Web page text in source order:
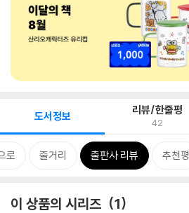
도서정보 리뷰/한줄평
42
로 줄거리 출판사 리뷰 추천평
이 상품의 시리즈 1